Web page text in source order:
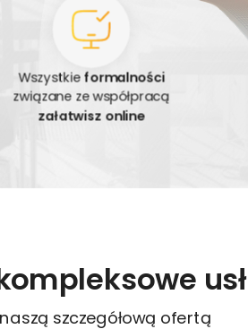
Wszystkieformalności
związane ze współpracą
załatwisz online
szczegółową ofertą